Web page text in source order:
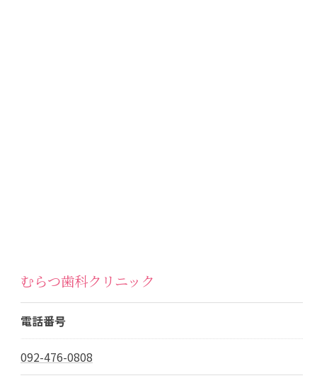
むらつ歯科クリニック
電話番号
092-476-0808